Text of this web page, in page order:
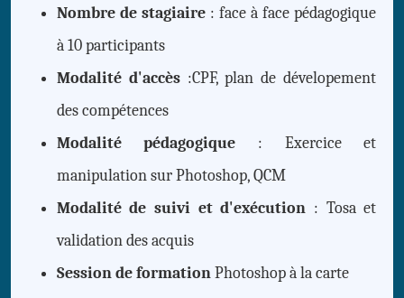
Nombre de stagiaire: face à face pédagogique
à 10 participants
Modalité d'accès :CPF, plan de dévelopement
des compétences
Modalité pédagogique : Exercice et
manipulation sur Photoshop, QCM
Modalité de suivi et d'exécution : Tosa et
validation des acquis
Session de formationPhotoshop à la carte